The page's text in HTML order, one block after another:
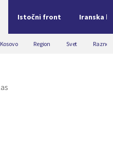
Istočni front Iranska
Kosovo Region Svet Razno